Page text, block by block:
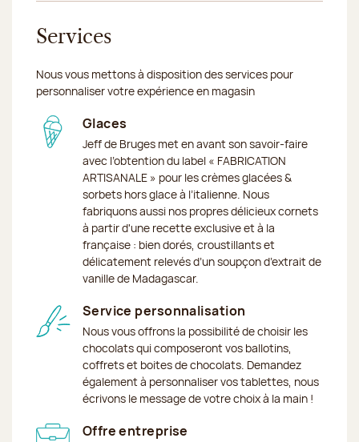
Services
Nous vous mettons à disposition des services pour
personnaliser votre expérience en magasin
Glaces
Jeff de Bruges met en avant son savoir-faire
avec l’obtention du label « FABRICATION
ARTISANALE » pour les crèmes glacées &
sorbets hors glace à l’italienne. Nous
fabriquons aussi nos propres délicieux cornets
à partir d'une recette exclusive et à la
française : bien dorés, croustillants et
délicatement relevés d’un soupçon d’extrait de
vanille de Madagascar.
Service personnalisation
Nous vous offrons la possibilité de choisir les
chocolats qui composeront vos ballotins,
coffrets et boites de chocolats. Demandez
également à personnaliser vos tablettes, nous
écrivons le message de votre choix à la main !
Offre entreprise